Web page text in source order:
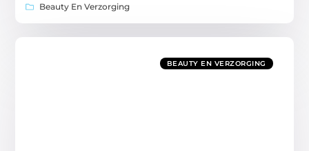
Beauty En Verzorging
BEAUTY EN VERZORGING